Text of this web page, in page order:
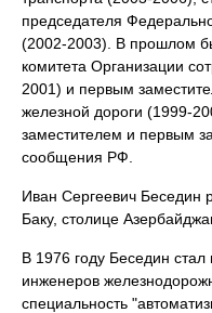
председателя
(2002-2003). В прошлом
комитета Организации
2001) и первым
железной дороги (1999-
заместителем и первым
сообщения РФ.
Иван Сергеевич Беседин
Баку, столице
В 1976 году Беседин стал
инженеров
специальность